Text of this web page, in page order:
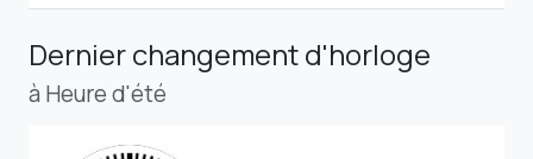
Dernier changement d'horloge
à Heure d'été